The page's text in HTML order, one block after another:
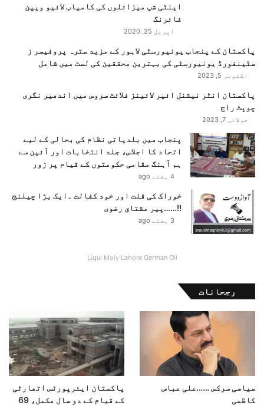
اینٹی شپ میزائلوں کی کامیاب لائیو ویپن
فائرنگ
اپریل 25, 2020
پاکستان کے پنجاب یونیورسٹی لاہور کے مزید سترہ پروفیسر ز
سٹینفورڈ یونیورسٹی کی بہترین محققین کی لسٹ میں شامل
اکتوبر 5, 2023
پاکستان انٹر نیشنل ائیر لائینز فلائٹ سروس میں اندھیر نگری
چوپٹ راج
جولائی 7, 2023
پنجاب میں بلدیاتی نظام کی بحالی کے لیے
اتحاد کا اجلاس، جلد انتخابات اور آئین سے
ہم آہنگ مقامی حکومتوں کے قیام پر زور
4 ہفتے ago
خوراک کی قلت اور خود کفالت ۔ایک بڑا چیلنج
!!……پیر مشتاق رضوی
3 ہفتے ago
Liqui Moly Lahore German Oil
رجحانات
سیاسی سرکس ……علی عباس
کاظمی
پاکستان ایئرپورٹس اتھارٹی
کے قیام کے دو سال مکمل، 69